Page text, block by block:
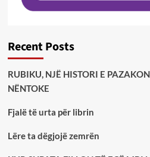
Recent Posts
RUBIKU, NJË HISTORI E
NËNTOKE
Fjalë të urta për librin
Lëre ta dëgjojë zemrën